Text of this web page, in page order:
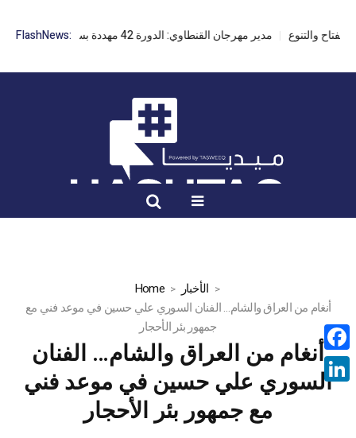
FlashNews: مدير مهرجان القنطاوي: الدورة 42 مهددة بسبب تأخر التراخيص
Home
الأخبار
أنغام من العراق والشام… الفنان السوري علي حسين في موعد فني مع
جمهور بئر الأحجار
أنغام من العراق والشام… الفنان
السوري علي حسين في موعد فني
مع جمهور بئر الأحجار